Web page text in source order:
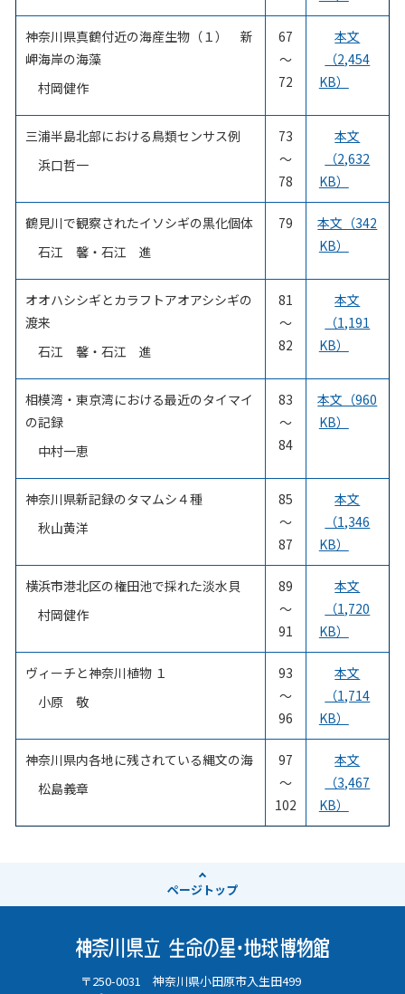
神奈川県真鶴付近の海産生物（１） 新
岬海岸の海藻
村岡健作
67
～
72
本文
（2,454
KB）
三浦半島北部における鳥類センサス例
浜口哲一
73
～
78
本文
（2,632
KB）
鶴見川で観察されたイソシギの黒化個体
石江 馨・石江 進
79
本文（342
KB）
オオハシシギとカラフトアオアシシギの
渡来
石江 馨・石江 進
81
～
82
本文
（1,191
KB）
相模湾・東京湾における最近のタイマイ
の記録
中村一恵
83
～
84
本文（960
KB）
神奈川県新記録のタマムシ４種
秋山黄洋
85
～
87
本文
（1,346
KB）
横浜市港北区の権田池で採れた淡水貝
村岡健作
89
～
91
本文
（1,720
KB）
ヴィーチと神奈川植物 １
小原 敬
93
～
96
本文
（1,714
KB）
神奈川県内各地に残されている縄文の海
松島義章
97
～
102
本文
（3,467
KB）
ページトップ
〒250-0031 神奈川県小田原市入生田499